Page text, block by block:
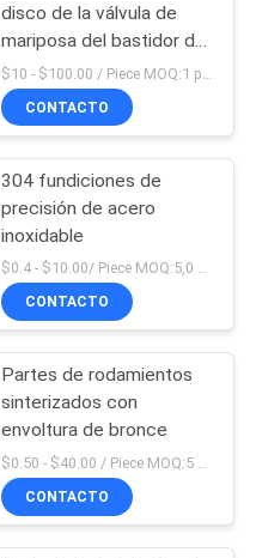
disco de la válvula de
mariposa del bastidor de
inversión de la precisión
009 ASTM B61 B62
CONTACTO
304 fundiciones de
precisión de acero
inoxidable
$0.4 - $10.00/ Piece MOQ:5,0 kilogramos
CONTACTO
Partes de rodamientos
sinterizados con
envoltura de bronce
$0.50 - $40.00 / Piece MOQ:5 pedazos
CONTACTO